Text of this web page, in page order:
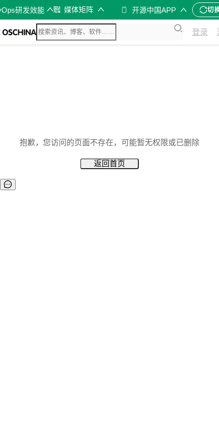
研发效能 媒体矩阵 开源中国APP 切
登录
抱歉，您访问的页面不存在，可能暂无权限或已删除
返回首页